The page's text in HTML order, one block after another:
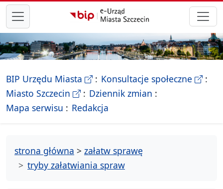
przejdź do głównego menu
BIP Urzędu Miasta - Biletyn Informacji Publicznej
Konsultacje społeczne-
Miasto Szczecin - Oficjalna strona Miasta Szczecin
Dziennik zmian
Mapa serwisu - drzewko rozdziałów
Redakcja
strona główna > załatw sprawę
tryby załatwiania spraw